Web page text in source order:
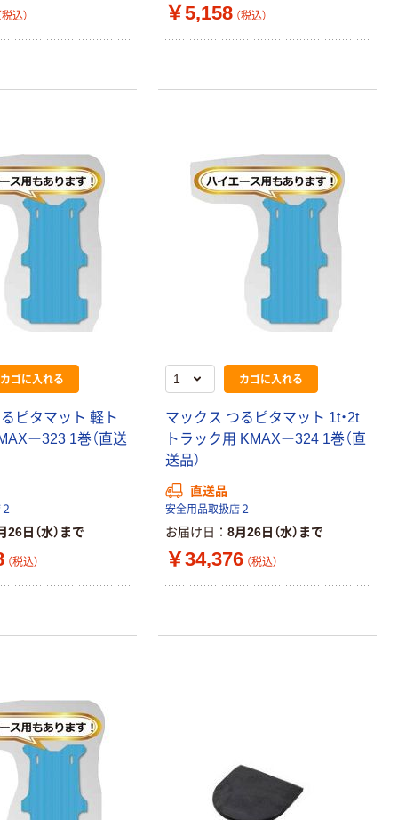
税込） ￥5,158 （税込）
カゴに入れる
ピタマット 軽ト
ー323 1巻（直送
26日（水）まで
（税込）
カゴに入れる
マックス つるピタマット 1t・2t
トラック用 KMAXー324 1巻（直
送品）
直送品
安全用品取扱店２
お届け日 8月26日（水）まで
￥34,376 （税込）